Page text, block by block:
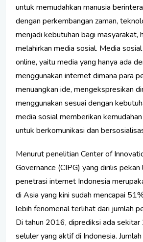
untuk memudahkan manusia
dengan perkembangan zaman,
menjadi kebutuhan bagi masyarakat,
melahirkan media sosial. Media
online, yaitu media yang hanya ada
menggunakan internet dimana para
menuangkan ide, mengekspresikan
menggunakan sesuai dengan
media sosial memberikan
untuk berkomunikasi dan
Menurut penelitian Center of
Governance (CIPG) yang dirilis pekan
penetrasi internet Indonesia
di Asia yang kini sudah mencapai
lebih fenomenal terlihat dari jumlah
Di tahun 2016, diprediksi ada
seluler yang aktif di Indonesia.